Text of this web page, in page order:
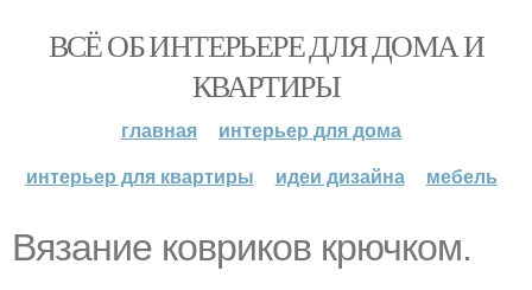
ВСЁ ОБ ИНТЕРЬЕРЕ ДЛЯ ДОМА И
КВАРТИРЫ
главная
интерьер для дома
интерьер для квартиры
идеи дизайна мебель
Вязание ковриков крючком.